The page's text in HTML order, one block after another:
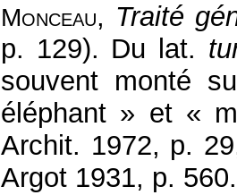
Monceau, Traité
p. 129). Du lat.
souvent monté
éléphant » et «
Archit. 1972, p.
Argot 1931, p.